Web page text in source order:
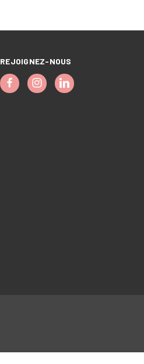
REJOIGNEZ-NOUS